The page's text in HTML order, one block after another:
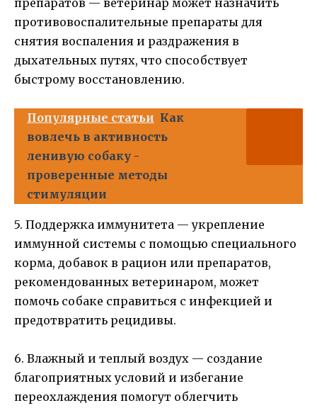
препаратов — ветеринар может назначить
противовоспалительные препараты для
снятия воспаления и раздражения в
дыхательных путях, что способствует
быстрому восстановлению.
Популярные статьи Как
вовлечь в активность
ленивую собаку -
проверенные методы
стимуляции
5. Поддержка иммунитета — укрепление
иммунной системы с помощью специального
корма, добавок в рацион или препаратов,
рекомендованных ветеринаром, может
помочь собаке справиться с инфекцией и
предотвратить рецидивы.
6. Влажный и теплый воздух — создание
благоприятных условий и избегание
переохлаждения помогут облегчить